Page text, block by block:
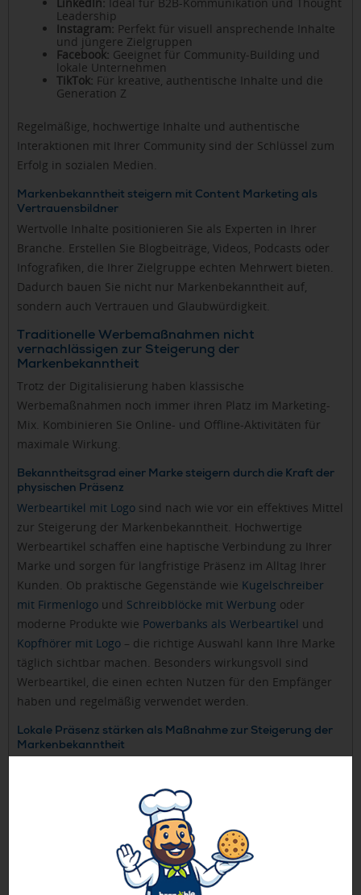
Leadership
Instagram: Perfekt für visuell ansprechende Inhalte
und jüngere Zielgruppen
Facebook: Geeignet für Community-Building und
lokale Unternehmen
TikTok: Für kreative, authentische Inhalte und die
Generation Z
Regelmäßige, hochwertige Inhalte und authentische
Interaktionen mit Ihrer Community sind der Schlüssel zum
Erfolg in sozialen Medien.
Markenbekanntheit steigern mit Content Marketing als
Vertrauensbildner
Wertvolle Inhalte positionieren Sie als Experten in Ihrer
Branche. Erstellen Sie Blogbeiträge, Videos, Podcasts oder
Infografiken, die Ihrer Zielgruppe echten Mehrwert bieten.
Dadurch bauen Sie nicht nur Markenbekanntheit auf,
sondern auch Vertrauen und Glaubwürdigkeit.
Traditionelle Werbemaßnahmen nicht
vernachlässigen zur Steigerung der
Markenbekanntheit
Trotz der Digitalisierung haben klassische
Werbemaßnahmen noch immer ihren Platz im Marketing-
Mix. Kombinieren Sie Online- und Offline-Aktivitäten für
maximale Wirkung.
Bekanntheitsgrad einer Marke steigern durch die Kraft der
physischen Präsenz
Werbeartikel mit Logo sind nach wie vor ein effektives Mittel
zur Steigerung der Markenbekanntheit. Hochwertige
Werbeartikel schaffen eine haptische Verbindung zu Ihrer
Marke und sorgen für langfristige Präsenz im Alltag Ihrer
Kunden. Ob praktische Gegenstände wie Kugelschreiber
mit Firmenlogo und Schreibblöcke mit Werbung oder
moderne Produkte wie Powerbanks als Werbeartikel und
Kopfhörer mit Logo – die richtige Auswahl kann Ihre Marke
täglich sichtbar machen. Besonders wirkungsvoll sind
Werbeartikel, die einen echten Nutzen für den Empfänger
haben und regelmäßig verwendet werden.
Lokale Präsenz stärken als Maßnahme zur Steigerung der
Markenbekanntheit
besonders wichtig. Sponsoring von Veranstaltungen,
Teilnahme an Messen oder Kooperationen mit anderen
lokalen Unternehmen können Ihre Sichtbarkeit in der
Region erheblich steigern und somit auch die
Markenbekanntheit steigern.
Partnerschaften und Kooperationen strategisch